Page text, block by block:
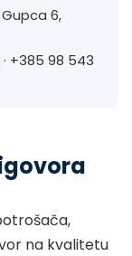
6,
· +385 98 543
na kvalitetu